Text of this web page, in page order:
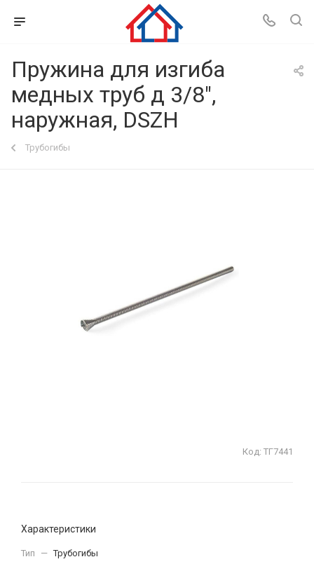
Пружина для изгиба
медных труб д 3/8",
наружная, DSZH
Трубогибы
Код: ТГ7441
Характеристики
Тип — Трубогибы